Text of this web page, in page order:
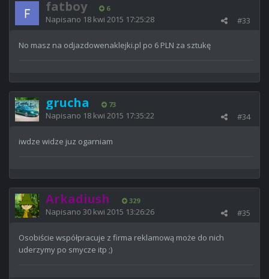
fatboy 6
#33
Napisano 18 kwi 2015 17:25:28
No masz na odjazdowenaklejki.pl po 6 PLN za sztukę
grucha 73
#34
Napisano 18 kwi 2015 17:35:22
iwdze widze juz ogarniam
Arkadiush 329
#35
Napisano 30 kwi 2015 13:26:26
Osobiście współpracuje z firma reklamową może do nich
uderzymy po smycze itp ;)